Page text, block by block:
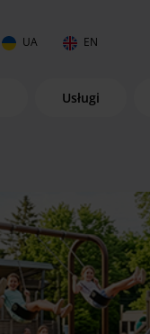
UA EN
Usługi